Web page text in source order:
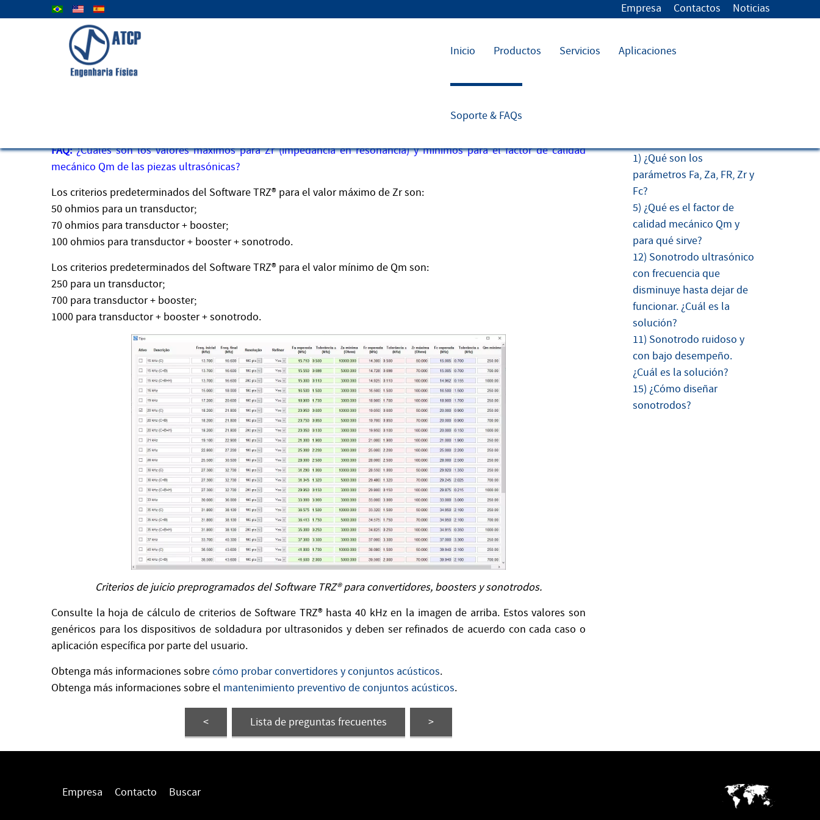
Seleccione su idioma Empresa Contactos Noticias
Inicio Productos Servicios Aplicaciones
Soporte & FAQs
6) ¿Cuáles son los valores máximos de Zr y mínimos de Qm?
FAQ:¿Cuáles son los valores máximos para Zr (impedancia en resonancia) y mínimos para el factor de calidad
mecánico Qm de las piezas ultrasónicas?
Los criterios predeterminados del Software TRZ® para el valor máximo de Zr son:
50 ohmios para un transductor;
70 ohmios para transductor + booster;
100 ohmios para transductor + booster + sonotrodo.
Los criterios predeterminados del Software TRZ® para el valor mínimo de Qm son:
250 para un transductor;
700 para transductor + booster;
1000 para transductor + booster + sonotrodo.
Criterios de juicio preprogramados del Software TRZ® para convertidores, boosters y sonotrodos.
Consulte la hoja de cálculo de criterios de Software TRZ® hasta 40 kHz en la imagen de arriba. Estos valores son
genéricos para los dispositivos de soldadura por ultrasonidos y deben ser refinados de acuerdo con cada caso o
aplicación específica por parte del usuario.
Obtenga más informaciones sobrecómo probar convertidores y conjuntos acústicos.
Obtenga más informaciones sobre el mantenimiento preventivo de conjuntos acústicos.
< Lista de preguntas frecuentes >
1) ¿Qué son los
parámetros Fa, Za, FR, Zr y
Fc?
5) ¿Qué es el factor de
calidad mecánico Qm y
para qué sirve?
12) Sonotrodo ultrasónico
con frecuencia que
disminuye hasta dejar de
funcionar. ¿Cuál es la
solución?
11) Sonotrodo ruidoso y
con bajo desempeño.
¿Cuál es la solución?
15) ¿Cómo diseñar
sonotrodos?
Empresa Contacto Buscar